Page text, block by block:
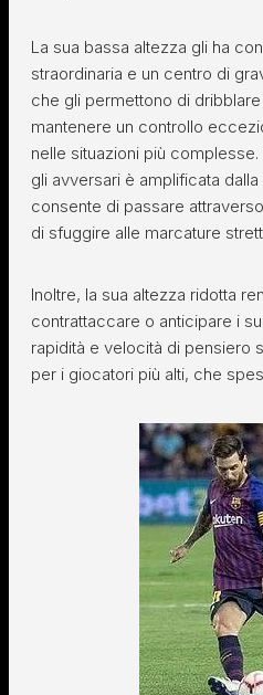
La sua bassa altezza gli ha
straordinaria e un centro di
che gli permettono di
mantenere un controllo
nelle situazioni più
gli avversari è amplificata
consente di passare
di sfuggire alle marcature
Inoltre, la sua altezza ridotta
contrattaccare o anticipare i
rapidità e velocità di pensiero
per i giocatori più alti, che